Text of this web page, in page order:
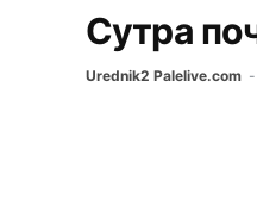
Сутра
Urednik2 Palelive.com -